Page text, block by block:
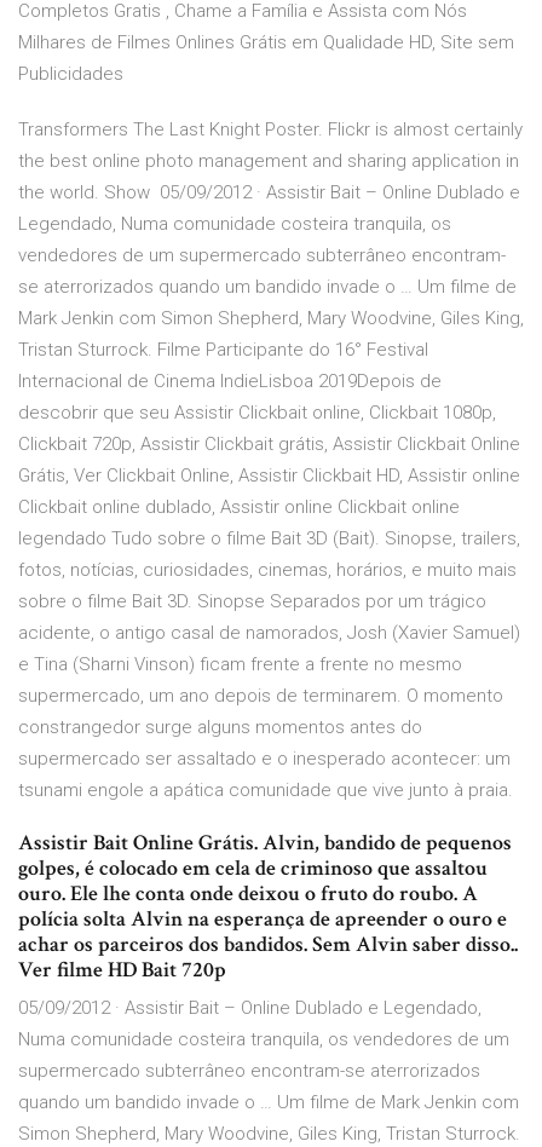
Completos Gratis , Chame a Família e Assista com Nós
Milhares de Filmes Onlines Grátis em Qualidade HD, Site sem
Publicidades
Transformers The Last Knight Poster. Flickr is almost certainly
the best online photo management and sharing application in
the world. Show 05/09/2012 · Assistir Bait – Online Dublado e
Legendado, Numa comunidade costeira tranquila, os
vendedores de um supermercado subterrâneo encontram-
se aterrorizados quando um bandido invade o … Um filme de
Mark Jenkin com Simon Shepherd, Mary Woodvine, Giles King,
Tristan Sturrock. Filme Participante do 16° Festival
Internacional de Cinema IndieLisboa 2019Depois de
descobrir que seu Assistir Clickbait online, Clickbait 1080p,
Clickbait 720p, Assistir Clickbait grátis, Assistir Clickbait Online
Grátis, Ver Clickbait Online, Assistir Clickbait HD, Assistir online
Clickbait online dublado, Assistir online Clickbait online
legendado Tudo sobre o filme Bait 3D (Bait). Sinopse, trailers,
fotos, notícias, curiosidades, cinemas, horários, e muito mais
sobre o filme Bait 3D. Sinopse Separados por um trágico
acidente, o antigo casal de namorados, Josh (Xavier Samuel)
e Tina (Sharni Vinson) ficam frente a frente no mesmo
supermercado, um ano depois de terminarem. O momento
constrangedor surge alguns momentos antes do
supermercado ser assaltado e o inesperado acontecer: um
tsunami engole a apática comunidade que vive junto à praia.
Assistir Bait Online Grátis. Alvin, bandido de pequenos
golpes, é colocado em cela de criminoso que assaltou
ouro. Ele lhe conta onde deixou o fruto do roubo. A
polícia solta Alvin na esperança de apreender o ouro e
achar os parceiros dos bandidos. Sem Alvin saber disso..
Ver filme HD Bait 720p
05/09/2012 · Assistir Bait – Online Dublado e Legendado,
Numa comunidade costeira tranquila, os vendedores de um
supermercado subterrâneo encontram-se aterrorizados
quando um bandido invade o … Um filme de Mark Jenkin com
Simon Shepherd, Mary Woodvine, Giles King, Tristan Sturrock.